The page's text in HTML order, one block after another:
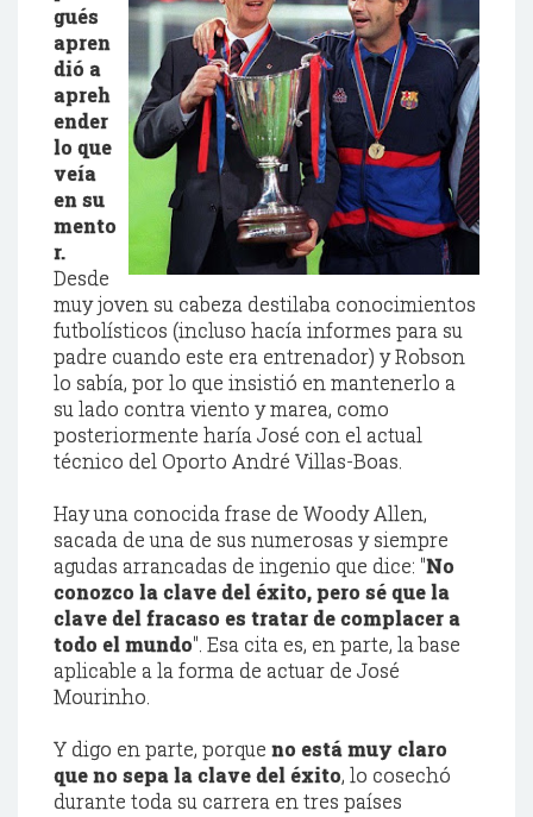
gués
apren
dió a
apreh
ender
lo que
veía
en su
mento
r.
Desde
muy joven su cabeza destilaba conocimientos
futbolísticos (incluso hacía informes para su
padre cuando este era entrenador) y Robson
lo sabía, por lo que insistió en mantenerlo a
su lado contra viento y marea, como
posteriormente haría José con el actual
técnico del Oporto André Villas-Boas.
Hay una conocida frase de Woody Allen,
sacada de una de sus numerosas y siempre
agudas arrancadas de ingenio que dice: ''No
conozco la clave del éxito, pero sé que la
clave del fracaso es tratar de complacer a
todo el mundo''. Esa cita es, en parte, la base
aplicable a la forma de actuar de José
Mourinho.
Y digo en parte, porque no está muy claro
que no sepa la clave del éxito, lo cosechó
durante toda su carrera en tres países